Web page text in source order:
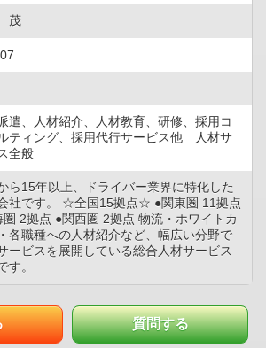
茂
遣、人材紹介、人材教育、研修、採用コ
ティング、採用代行サービス他 人材サ
全般
ら15年以上、ドライバー業界に特化した
社です。 ☆全国15拠点☆ ●関東圏 11拠点
圏 2拠点 ●関西圏 2拠点 物流・ホワイトカ
各職種への人材紹介など、幅広い分野で
ービスを展開している総合人材サービス
す。
質問する